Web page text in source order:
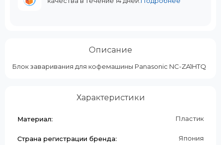
Описание
Блок заваривания для кофемашины Panasonic NC-ZA1HTQ
Характеристики
Материал: Пластик
Страна регистрации бренда: Япония